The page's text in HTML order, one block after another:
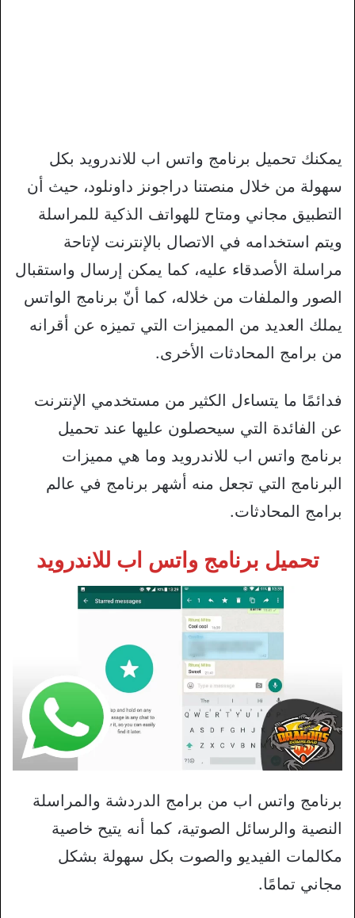
يمكنك تحميل برنامج واتس اب للاندرويد بكل
سهولة من خلال منصتنا دراجونز داونلود، حيث أن
التطبيق مجاني ومتاح للهواتف الذكية للمراسلة
ويتم استخدامه في الاتصال بالإنترنت لإتاحة
مراسلة الأصدقاء عليه، كما يمكن إرسال واستقبال
الصور والملفات من خلاله، كما أنّ برنامج الواتس
يملك العديد من المميزات التي تميزه عن أقرانه
من برامج المحادثات الأخرى.
فدائمًا ما يتساءل الكثير من مستخدمي الإنترنت
عن الفائدة التي سيحصلون عليها عند تحميل
برنامج واتس اب للاندرويد وما هي مميزات
البرنامج التي تجعل منه أشهر برنامج في عالم
برامج المحادثات.
تحميل برنامج واتس اب للاندرويد
برنامج واتس اب من برامج الدردشة والمراسلة
النصية والرسائل الصوتية، كما أنه يتيح خاصية
مكالمات الفيديو والصوت بكل سهولة بشكل
مجاني تمامًا.